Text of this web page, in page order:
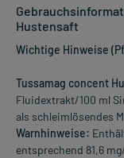
Hustensaft
Wichtige Hinweise
Tussamag concent
Fluidextrakt/100 ml
als schleimlösendes
Warnhinweise:
entsprechend 81,6